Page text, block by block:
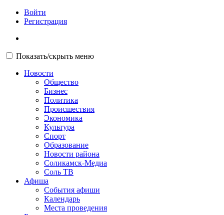
Войти
Регистрация
Показать/скрыть меню
Новости
Общество
Бизнес
Политика
Происшествия
Экономика
Культура
Спорт
Образование
Новости района
Соликамск-Медиа
Соль ТВ
Афиша
События афиши
Календарь
Места проведения